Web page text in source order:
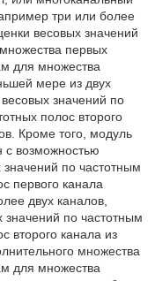
три или более
весовых значений
первых
для множества
мере из двух
значений по
полос второго
Кроме того, модуль
с возможностью
по частотным
первого канала
двух каналов,
значений по частотным
второго канала из
множества
для множества